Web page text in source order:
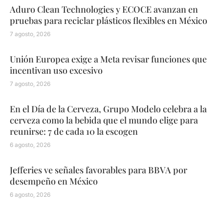
Aduro Clean Technologies y ECOCE avanzan en
pruebas para reciclar plásticos flexibles en México
7 agosto, 2026
Unión Europea exige a Meta revisar funciones que
incentivan uso excesivo
7 agosto, 2026
En el Día de la Cerveza, Grupo Modelo celebra a la
cerveza como la bebida que el mundo elige para
reunirse: 7 de cada 10 la escogen
6 agosto, 2026
Jefferies ve señales favorables para BBVA por
desempeño en México
6 agosto, 2026